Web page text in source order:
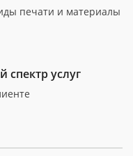
печати и материалы
спектр услуг